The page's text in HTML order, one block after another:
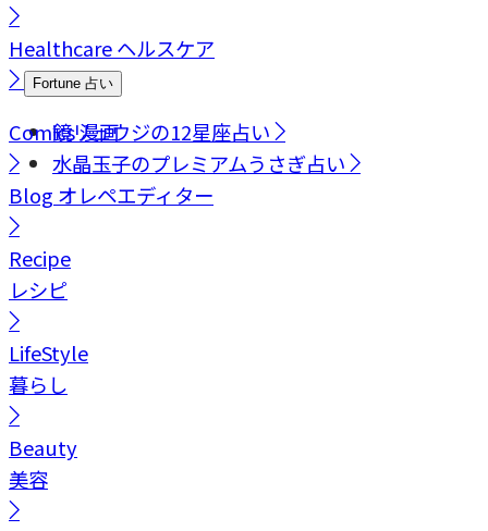
Healthcareヘルスケア
Fortune 占い
鏡リュウジの12星座占い
水晶玉子のプレミアムうさぎ占い
Comics漫画
Blog オレペエディター
Recipe
レシピ
LifeStyle
暮らし
Beauty
美容